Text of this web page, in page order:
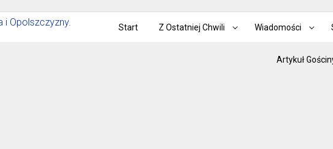
Start Z Ostatniej Chwili Wiadomości
Artykuł